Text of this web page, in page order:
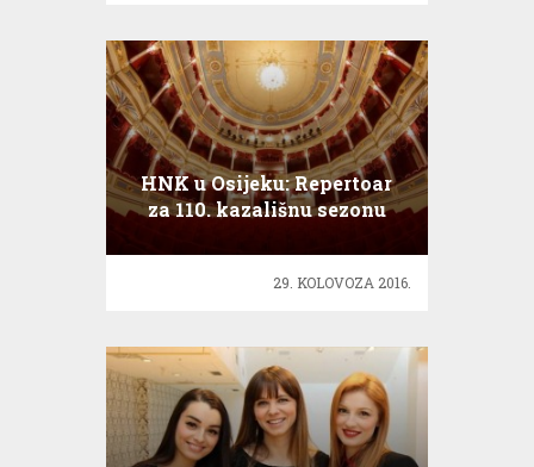
HNK u Osijeku: Repertoar
za 110. kazališnu sezonu
29. KOLOVOZA 2016.